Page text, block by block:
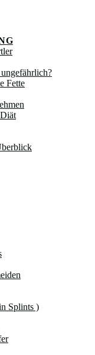
Fette
Splints )